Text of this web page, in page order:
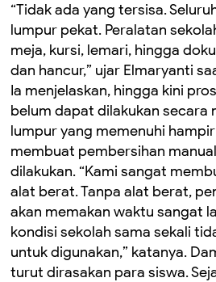
“Tidak ada yang tersisa.
lumpur pekat. Peralatan
meja, kursi, lemari, hingga
dan hancur,” ujar Elmaryanti
Ia menjelaskan, hingga kini
belum dapat dilakukan secara
lumpur yang memenuhi
membuat pembersihan
dilakukan. “Kami sangat
alat berat. Tanpa alat berat,
akan memakan waktu sangat
kondisi sekolah sama sekali
untuk digunakan,” katanya.
turut dirasakan para siswa.